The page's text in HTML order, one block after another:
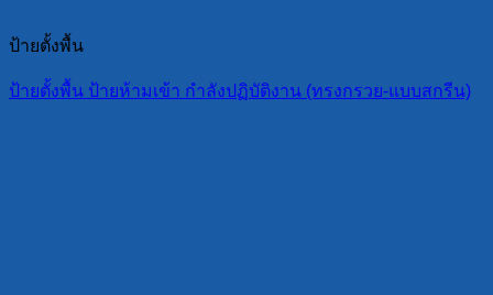
ป้ายตั้งพื้น
ป้ายตั้งพื้น ป้ายห้ามเข้า กำลังปฏิบัติงาน (ทรงกรวย-แบบสกรีน)